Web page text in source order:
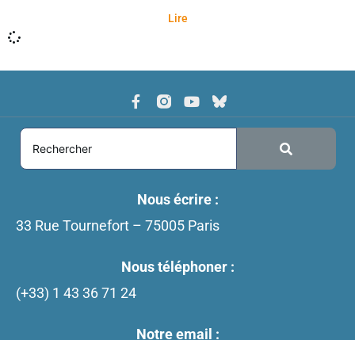
Lire
Nous écrire :
33 Rue Tournefort – 75005 Paris
Nous téléphoner :
(+33) 1 43 36 71 24
Notre email :